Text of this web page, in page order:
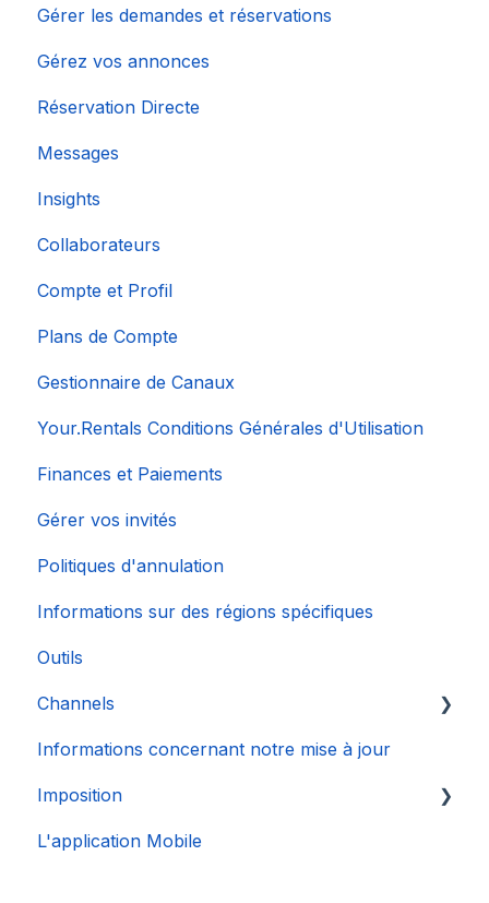
Gérer les demandes et réservations
Gérez vos annonces
Réservation Directe
Messages
Insights
Collaborateurs
Compte et Profil
Plans de Compte
Gestionnaire de Canaux
Your.Rentals Conditions Générales d'Utilisation
Finances et Paiements
Gérer vos invités
Politiques d'annulation
Informations sur des régions spécifiques
Outils
Channels
Connexion de Compte
Informations concernant notre mise à jour
Imposition
DAC 7
L'application Mobile